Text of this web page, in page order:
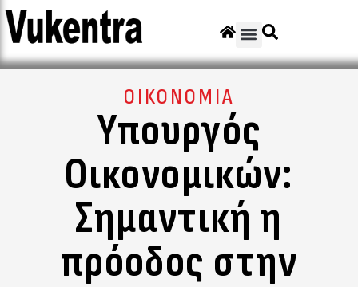
ΟΙΚΟΝΟΜΙΑ
Υπουργός
Οικονομικών:
Σημαντική η
πρόοδος στην